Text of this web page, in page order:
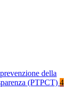
della
(PTPCT) 4